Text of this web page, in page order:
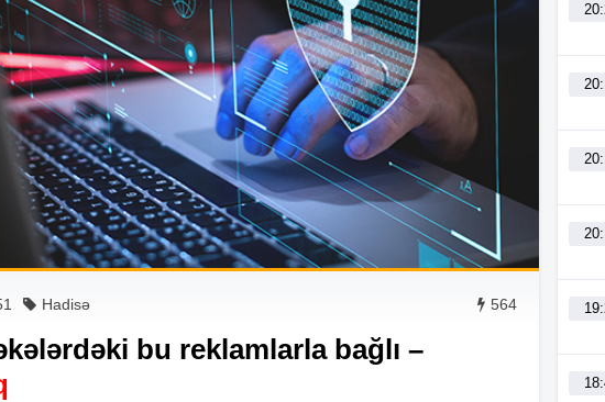
Hadisə 564
bu reklamlarla bağlı –